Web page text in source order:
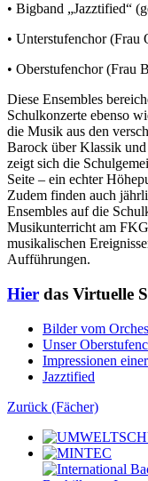
• Bigband „Jazztified“
• Unterstufenchor (Frau
• Oberstufenchor (Frau
Diese Ensembles
Schulkonzerte ebenso
die Musik aus den
Barock über Klassik
zeigt sich die
Seite – ein echter
Zudem finden auch
Ensembles auf die
Musikunterricht am
musikalischen
Aufführungen.
Hier das Virtuelle
Bilder vom
Unser
Impressionen
Jazztified
Zurück (Fächer)